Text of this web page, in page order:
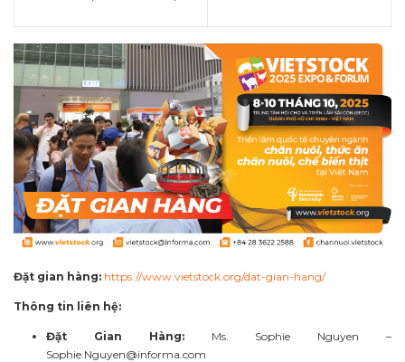
Đặt gian hàng: https://www.vietstock.org/dat-gian-hang/
Thông tin liên hệ:
Đặt Gian Hàng:Ms. Sophie Nguyen –
Sophie.Nguyen@informa.com